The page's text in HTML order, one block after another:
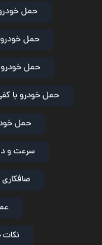
حمل خودرو
حمل خودرو
حمل خودرو
حمل خودرو با
حمل
سرعت و
نکات